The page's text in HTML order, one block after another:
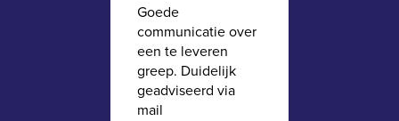
Goede
communicatie over
een te leveren
greep. Duidelijk
geadviseerd via
mail